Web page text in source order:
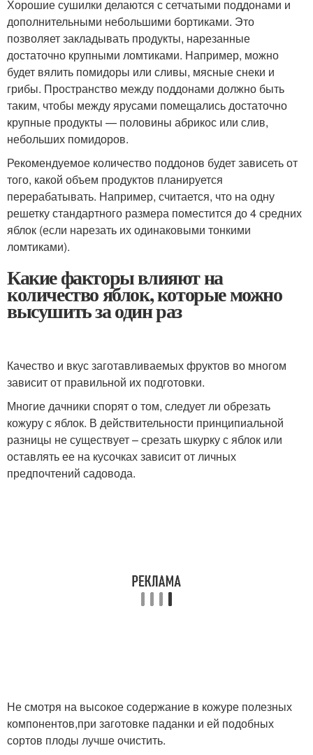
Хорошие сушилки делаются с сетчатыми поддонами и
дополнительными небольшими бортиками. Это
позволяет закладывать продукты, нарезанные
достаточно крупными ломтиками. Например, можно
будет вялить помидоры или сливы, мясные снеки и
грибы. Пространство между поддонами должно быть
таким, чтобы между ярусами помещались достаточно
крупные продукты — половины абрикос или слив,
небольших помидоров.
Рекомендуемое количество поддонов будет зависеть от
того, какой объем продуктов планируется
перерабатывать. Например, считается, что на одну
решетку стандартного размера поместится до 4 средних
яблок (если нарезать их одинаковыми тонкими
ломтиками).
Какие факторы влияют на
количество яблок, которые можно
высушить за один раз
Качество и вкус заготавливаемых фруктов во многом
зависит от правильной их подготовки.
Многие дачники спорят о том, следует ли обрезать
кожуру с яблок. В действительности принципиальной
разницы не существует – срезать шкурку с яблок или
оставлять ее на кусочках зависит от личных
предпочтений садовода.
Не смотря на высокое содержание в кожуре полезных
компонентов,при заготовке паданки и ей подобных
сортов плоды лучше очистить.